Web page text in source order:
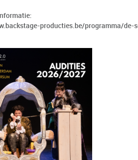
producties.be/programma/de-